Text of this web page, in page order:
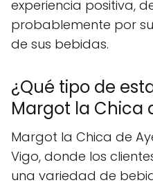
experiencia positiva,
probablemente por
de sus bebidas.
¿Qué tipo de
Margot la Chica
Margot la Chica de
Vigo, donde los
una variedad de